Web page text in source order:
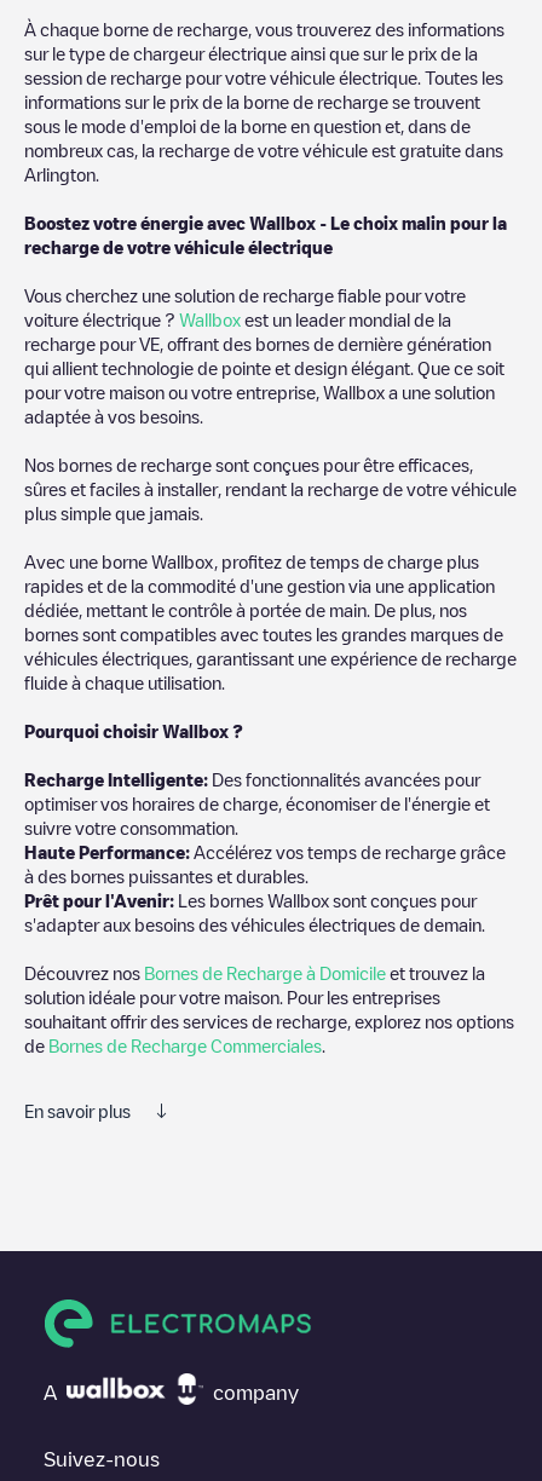
À chaque borne de recharge, vous trouverez des informations
sur le type de chargeur électrique ainsi que sur le prix de la
session de recharge pour votre véhicule électrique. Toutes les
informations sur le prix de la borne de recharge se trouvent
sous le mode d'emploi de la borne en question et, dans de
nombreux cas, la recharge de votre véhicule est gratuite dans
Arlington
Boostez votre énergie avec Wallbox - Le choix malin pour la
recharge de votre véhicule électrique
Vous cherchez une solution de recharge fiable pour votre
voiture électrique ? Wallbox est un leader mondial de la
recharge pour VE, offrant des bornes de dernière génération
qui allient technologie de pointe et design élégant. Que ce soit
pour votre maison ou votre entreprise, Wallbox a une solution
adaptée à vos besoins.
Nos bornes de recharge sont conçues pour être efficaces,
sûres et faciles à installer, rendant la recharge de votre véhicule
plus simple que jamais.
Avec une borne Wallbox, profitez de temps de charge plus
rapides et de la commodité d'une gestion via une application
dédiée, mettant le contrôle à portée de main. De plus, nos
bornes sont compatibles avec toutes les grandes marques de
véhicules électriques, garantissant une expérience de recharge
fluide à chaque utilisation.
Pourquoi choisir Wallbox ?
Recharge Intelligente: Des fonctionnalités avancées pour
optimiser vos horaires de charge, économiser de l'énergie et
suivre votre consommation.
Haute Performance: Accélérez vos temps de recharge grâce
à des bornes puissantes et durables.
Prêt pour l'Avenir: Les bornes Wallbox sont conçues pour
s'adapter aux besoins des véhicules électriques de demain.
Découvrez nos Bornes de Recharge à Domicile et trouvez la
solution idéale pour votre maison. Pour les entreprises
souhaitant offrir des services de recharge, explorez nos options
de Bornes de Recharge Commerciales
En savoir plus
fournissent des informations utiles pour créer la meilleure
expérience possible pour les conducteurs de véhicules
Les avis des conducteurs de véhicules électriques sont très
les plus appropriées selon la communauté des conducteurs de
A company
Suivez-nous